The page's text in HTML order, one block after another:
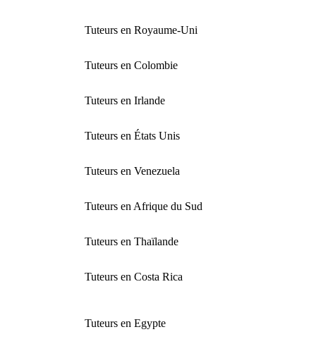
Tuteurs en Royaume-Uni
Tuteurs en Colombie
Tuteurs en Irlande
Tuteurs en États Unis
Tuteurs en Venezuela
Tuteurs en Afrique du Sud
Tuteurs en Thaïlande
Tuteurs en Costa Rica
Tuteurs en Egypte